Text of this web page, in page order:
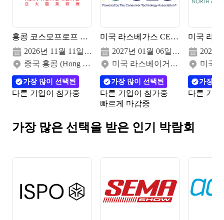
홍콩 코스모프로프 아시아 2026
2026년 11월 11일(수) - 13일(금)
중국 홍콩 (Hong Kong Convention and Exhibition Centre (HKCEC))
가장 많이 선택된
다른 기업이 참가중
미국 라스베가스 CES 소비자 가전 박람회 2027
2027년 01월 06일(수) - 09일(토)
미국 라스베이거스 (Las Vegas Convention Center (LVCC) 등)
가장 많이 선택된
다른 기업이 참가중
빠르게 마감중
가장 많
다른 기
가장 많은 선택을 받은 인기 박람회